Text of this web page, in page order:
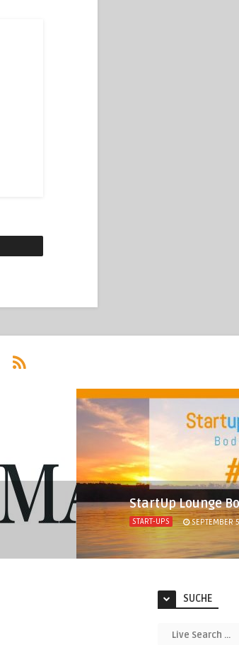
StartUp Lounge
START-UPS SEPTEMBER
SUCHE